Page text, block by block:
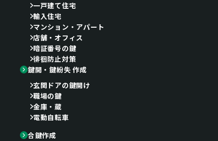
一戸建て住宅
輸入住宅
マンション・アパート
店舗・オフィス
暗証番号の鍵
徘徊防止対策
鍵開・鍵紛失 作成
玄関ドアの鍵開け
職場の鍵
金庫・蔵
電動自転車
合鍵作成